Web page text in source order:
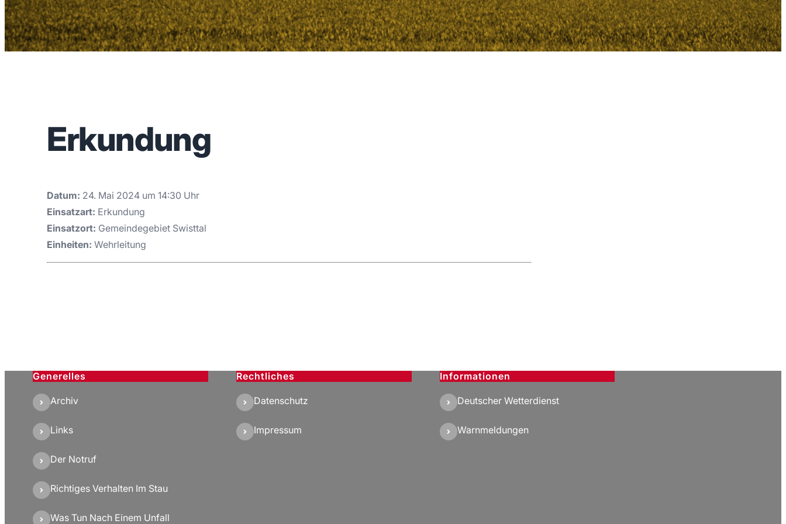
Erkundung
Datum: 24. Mai 2024 um 14:30 Uhr
Einsatzart: Erkundung
Einsatzort: Gemeindegebiet Swisttal
Einheiten: Wehrleitung
Generelles
Archiv
Links
Der Notruf
Richtiges Verhalten Im Stau
Was Tun Nach Einem Unfall
Rechtliches
Datenschutz
Impressum
Informationen
Deutscher Wetterdienst
Warnmeldungen